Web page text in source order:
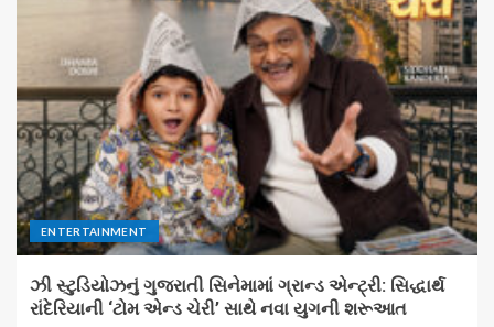
ENTERTAINMENT
ઝી સ્ટુડિયોઝનું ગુજરાતી સિનેમામાં ગ્રાન્ડ એન્ટ્રી: સિદ્ધાર્થ
રાંદેરિયાની ‘ટોમ એન્ડ ચેરી’ સાથે નવા યુગની શરૂઆત